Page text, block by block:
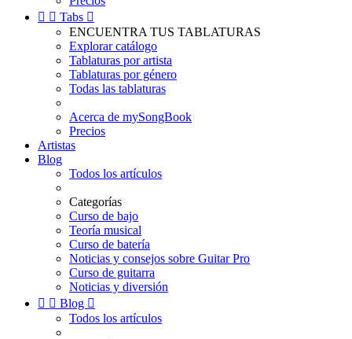
  Tabs 
ENCUENTRA TUS TABLATURAS
Explorar catálogo
Tablaturas por artista
Tablaturas por género
Todas las tablaturas
Acerca de mySongBook
Precios
Artistas
Blog
Todos los artículos
Categorías
Curso de bajo
Teoría musical
Curso de batería
Noticias y consejos sobre Guitar Pro
Curso de guitarra
Noticias y diversión
  Blog 
Todos los artículos